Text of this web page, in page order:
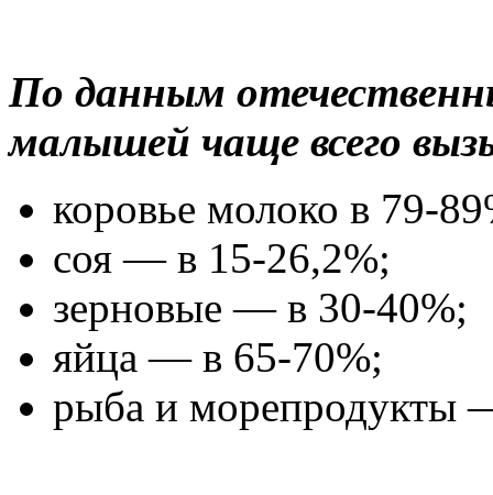
По данным
малышей чаще всего
коровье молоко в 79-
соя — в 15-26,2%;
зерновые — в 30-40%;
яйца — в 65-70%;
рыба и морепродукты